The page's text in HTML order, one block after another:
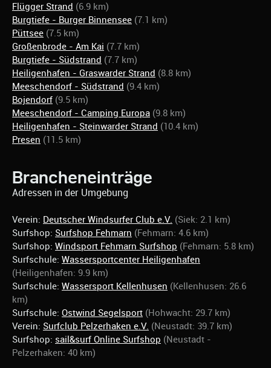
Flügger Strand (6.9 km)
Burgtiefe - Burger Binnensee (7.1 km)
Püttsee (7.5 km)
Großenbrode - Am Kai (7.7 km)
Burgtiefe - Südstrand (7.7 km)
Heiligenhafen - Graswarder Strand (8.8 km)
Meeschendorf - Südstrand (9.4 km)
Bojendorf (9.5 km)
Meeschendorf - Camping Europa (9.8 km)
Heiligenhafen - Steinwarder Strand (10.4 km)
Presen (11.5 km)
Brancheneinträge
Adressen in der Umgebung
Verein: Deutscher Windsurfer Club e.V. (Siek: 2.1 km)
Surfshop: Surfshop Fehmarn (Fehmarn: 4.6 km)
Surfshop: Windsport Fehmarn Surfshop (Fehmarn: 5.8 km)
Surfschule: Wassersportcenter Heiligenhafen
(Heiligenhafen: 9.9 km)
Surfschule: Wassersport Kellenhusen (Kellenhusen: 26.6
km)
Surfschule: Ostwind Segelsport (Hohwacht: 29.7 km)
Verein: Surfclub Pelzerhaken e.V. (Neustadt: 39.7 km)
Surfshop: sail&surf Online Surfshop (Neustadt -
Pelzerhaken: 40 km)